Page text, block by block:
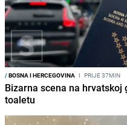
/BOSNA I HERCEGOVINA I PRIJE 37MIN
Bizarna scena na
toaletu